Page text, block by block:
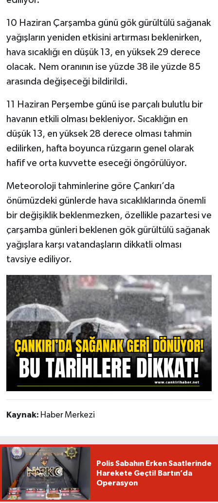
10 Haziran Çarşamba günü gök gürültülü sağanak
yağışların yeniden etkisini artırması beklenirken,
hava sıcaklığı en düşük 13, en yüksek 29 derece
olacak. Nem oranının ise yüzde 38 ile yüzde 85
arasında değişeceği bildirildi.
11 Haziran Perşembe günü ise parçalı bulutlu bir
havanın etkili olması bekleniyor. Sıcaklığın en
düşük 13, en yüksek 28 derece olması tahmin
edilirken, hafta boyunca rüzgarın genel olarak
hafif ve orta kuvvette eseceği öngörülüyor.
Meteoroloji tahminlerine göre Çankırı’da
önümüzdeki günlerde hava sıcaklıklarında önemli
bir değişiklik beklenmezken, özellikle pazartesi ve
çarşamba günleri beklenen gök gürültülü sağanak
yağışlara karşı vatandaşların dikkatli olması
tavsiye ediliyor.
Kaynak: Haber Merkezi
Polis Sabahın Erken Saatlerinde
Harekete Geçti! Bartın’da
Operasyon